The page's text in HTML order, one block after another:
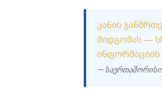
ᲙᲐᲜᲘᲡ
ᲛᲘᲓᲒᲝᲛᲐᲡ —
ᲘᲜᲤᲝᲠᲛᲐᲪᲘᲘᲡ
—